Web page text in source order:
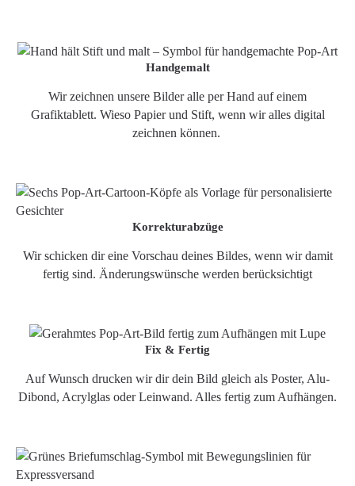
Handgemalt
Wir zeichnen unsere Bilder alle per Hand auf einem
Grafiktablett. Wieso Papier und Stift, wenn wir alles digital
zeichnen können.
Korrekturabzüge
Wir schicken dir eine Vorschau deines Bildes, wenn wir damit
fertig sind. Änderungswünsche werden berücksichtigt
Fix & Fertig
Auf Wunsch drucken wir dir dein Bild gleich als Poster, Alu-
Dibond, Acrylglas oder Leinwand. Alles fertig zum Aufhängen.